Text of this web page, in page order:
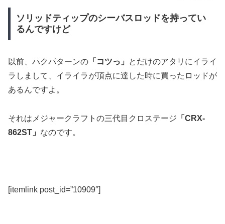
ソリッドティップのシーバスロッドを持ってい
るんですけど
以前、ハクパターンの 「コツっ」
とだけのアタリにイライ
ラしまして、イライラが頂点に達した時に買ったロッドが
あるんですよ。
それはメジャークラフトの三代目クロステージ 「CRX-
862ST」 なのです。
[itemlink post_id=”10909″]